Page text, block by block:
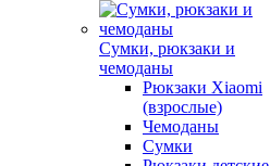
Сумки, рюкзаки и
чемоданы
Рюкзаки Xiaomi
(взрослые)
Чемоданы
Сумки